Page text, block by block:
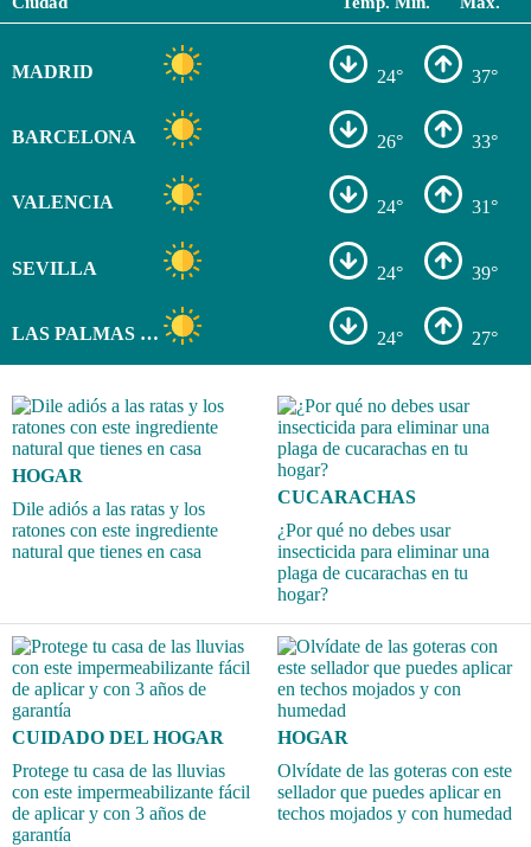
MADRID 24° 37°
BARCELONA 26° 33°
VALENCIA 24° 31°
SEVILLA 24° 39°
LAS PALMAS DE GRAN CANARIA 24° 27°
HOGAR
Dile adiós a las ratas y los
ratones con este ingrediente
natural que tienes en casa
CUCARACHAS
¿Por qué no debes usar
insecticida para eliminar una
plaga de cucarachas en tu
hogar?
CUIDADO DEL HOGAR
Protege tu casa de las lluvias
con este impermeabilizante fácil
de aplicar y con 3 años de
garantía
HOGAR
Olvídate de las goteras con este
sellador que puedes aplicar en
techos mojados y con humedad